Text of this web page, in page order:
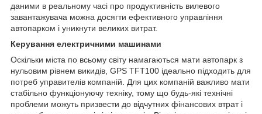
даними в реальному часі про продуктивність вилевого
завантажувача можна досягти ефективного управління
автопарком і уникнути великих витрат.
Керування електричними машинами
Оскільки міста по всьому світу намагаються мати автопарк з
нульовим рівнем викидів, GPS TFT100 ідеально підходить для
потреб управителів компаній. Для цих компаній важливо мати
стабільно функціонуючу техніку, тому що будь-які технічні
проблеми можуть призвести до відчутних фінансових втрат і